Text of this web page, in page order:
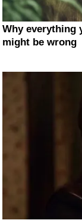
Why everything
might be wrong